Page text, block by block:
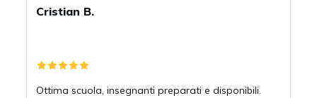
Cristian B.
Ottima scuola, insegnanti preparati e disponibili.